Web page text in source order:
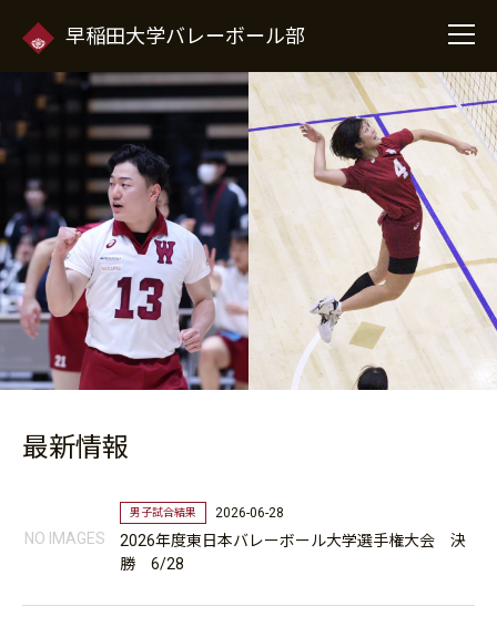
早稲田大学バレーボール部
最新情報
NO IMAGES
男子試合結果 2026-06-28
2026年度東日本バレーボール大学選手権大会 決
勝 6/28